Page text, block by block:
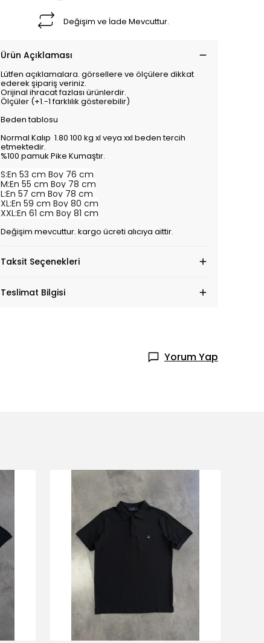
Değişim ve İade Mevcuttur.
Ürün Açıklaması
Lütfen açıklamalara. görsellere ve ölçülere dikkat
ederek şipariş veriniz.
Orijinal ihracat fazlası ürünlerdir.
Ölçüler (+1.-1 farklılık gösterebilir)
Beden tablosu
Normal Kalıp 1.80 100 kg xl veya xxl beden tercih
etmektedir.
%100 pamuk Pike Kumaştır.
S:En 53 cm Boy 76 cm
M:En 55 cm Boy 78 cm
L:En 57 cm Boy 78 cm
XL:En 59 cm Boy 80 cm
XXL:En 61 cm Boy 81 cm
Değişim mevcuttur. kargo ücreti alıcıya aittir.
Taksit Seçenekleri
Teslimat Bilgisi
Yorum Yap